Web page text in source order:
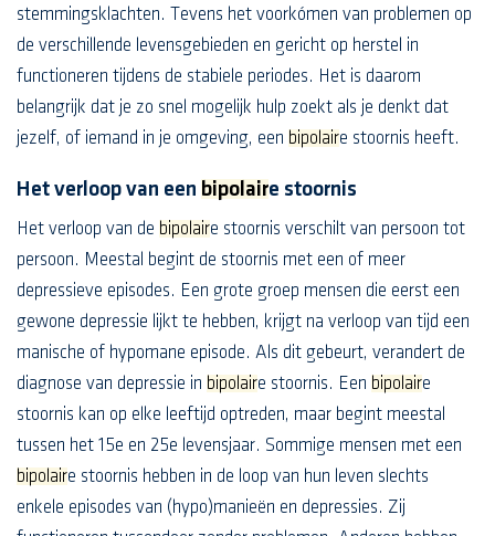
stemmingsklachten. Tevens het voorkómen van problemen op
de verschillende levensgebieden en gericht op herstel in
functioneren tijdens de stabiele periodes. Het is daarom
belangrijk dat je zo snel mogelijk hulp zoekt als je denkt dat
jezelf, of iemand in je omgeving, een bipolaire stoornis heeft.
Het verloop van een bipolaire stoornis
Het verloop van de bipolaire stoornis verschilt van persoon tot
persoon. Meestal begint de stoornis met een of meer
depressieve episodes. Een grote groep mensen die eerst een
gewone depressie lijkt te hebben, krijgt na verloop van tijd een
manische of hypomane episode. Als dit gebeurt, verandert de
diagnose van depressie in bipolaire stoornis. Een bipolaire
stoornis kan op elke leeftijd optreden, maar begint meestal
tussen het 15e en 25e levensjaar. Sommige mensen met een
bipolaire stoornis hebben in de loop van hun leven slechts
enkele episodes van (hypo)manieën en depressies. Zij